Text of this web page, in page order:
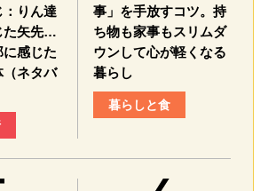
：​りん達
た矢先…
感じた
（ネタバ
事」を手放すコツ。持
ち物も家事もスリムダ
ウンして心が軽くなる
暮らし
暮らしと食